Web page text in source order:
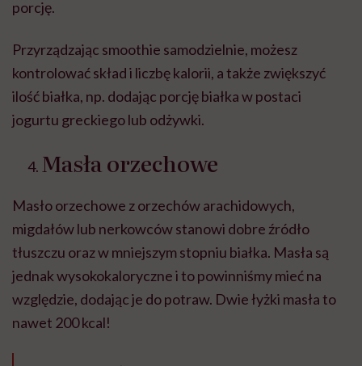
porcję.
Przyrządzając smoothie samodzielnie, możesz
kontrolować skład i liczbę kalorii, a także zwiększyć
ilość białka, np. dodając porcję białka w postaci
jogurtu greckiego lub odżywki.
Masła orzechowe
Masło orzechowe z orzechów arachidowych,
migdałów lub nerkowców stanowi dobre źródło
tłuszczu oraz w mniejszym stopniu białka. Masła są
jednak wysokokaloryczne i to powinniśmy mieć na
względzie, dodając je do potraw. Dwie łyżki masła to
nawet 200 kcal!